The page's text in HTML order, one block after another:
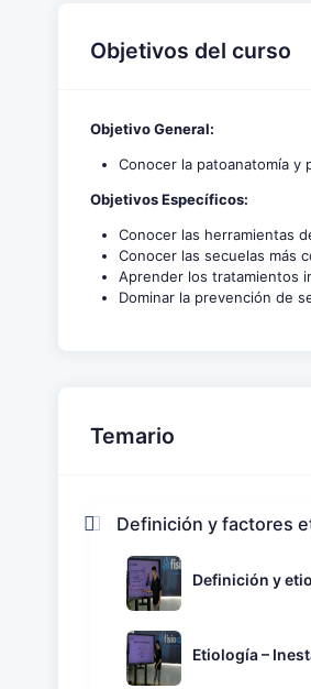
Objetivos del curso
Objetivo General:
Conocer la patoanatomía y
Objetivos Específicos:
Conocer las herramientas
Conocer las secuelas más
Aprender los tratamientos
Dominar la prevención de
Temario
Definición y factores
Definición y
Etiología –